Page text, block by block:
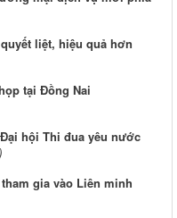
liệt, hiệu quả hơn
tại Đồng Nai
hội Thi đua yêu nước
gia vào Liên minh